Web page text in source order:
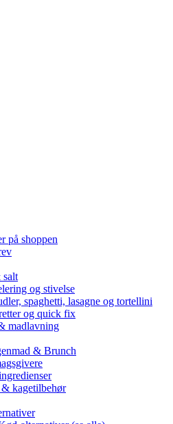
på shoppen
og stivelse
spaghetti, lasagne og tortellini
og quick fix
madlavning
& Brunch
& kagetilbehør